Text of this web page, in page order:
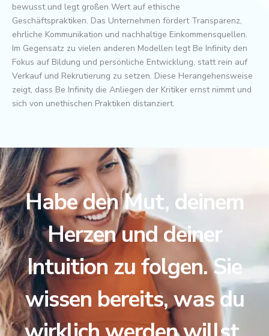
bewusst und legt großen Wert auf ethische
Geschäftspraktiken. Das Unternehmen fördert Transparenz,
ehrliche Kommunikation und nachhaltige Einkommensquellen.
Im Gegensatz zu vielen anderen Modellen legt Be Infinity den
Fokus auf Bildung und persönliche Entwicklung, statt rein auf
Verkauf und Rekrutierung zu setzen. Diese Herangehensweise
zeigt, dass Be Infinity die Anliegen der Kritiker ernst nimmt und
sich von unethischen Praktiken distanziert.
Habe den Mut, deinem
Herzen und deiner
Intuition zu folgen. Sie
wissen bereits, was du